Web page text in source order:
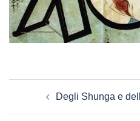
articoloDegli Shunga e